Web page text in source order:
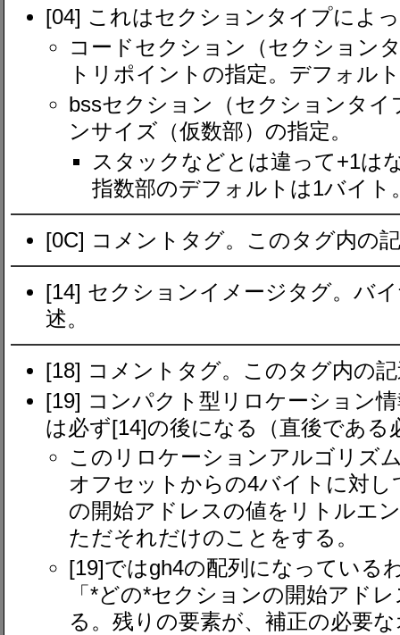
[04] これはセクションタイプによ
コードセクション（セクション
トリポイントの指定。デフォル
bssセクション（セクションタ
ンサイズ（仮数部）の指定。
スタックなどとは違って+1は
指数部のデフォルトは1バイト
[0C] コメントタグ。このタグ内の
[14] セクションイメージタグ。バ
述。
[18] コメントタグ。このタグ内の
[19] コンパクト型リロケーション
は必ず[14]の後になる（直後である
このリロケーションアルゴリズ
オフセットからの4バイトに対
の開始アドレスの値をリトルエ
ただそれだけのことをする。
[19]ではgh4の配列になっている
「*どの*セクションの開始アド
る。残りの要素が、補正の必要